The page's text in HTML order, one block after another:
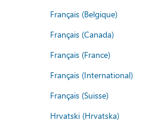
Français (Belgique)
Français (Canada)
Français (France)
Français (International)
Français (Suisse)
Hrvatski (Hrvatska)